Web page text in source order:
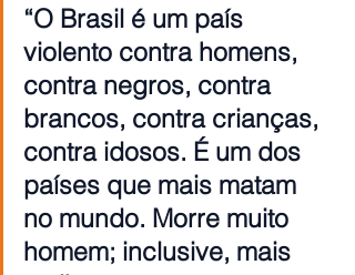
“O Brasil é um país
violento contra homens,
contra negros, contra
brancos, contra crianças,
contra idosos. É um dos
países que mais matam
no mundo. Morre muito
homem; inclusive, mais